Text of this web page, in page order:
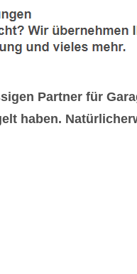
Partner für
haben.